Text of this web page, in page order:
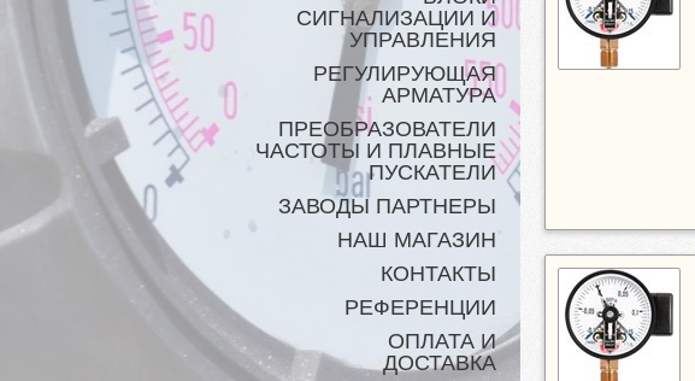
СИГНАЛИЗАЦИИ И
УПРАВЛЕНИЯ
РЕГУЛИРУЮЩАЯ
АРМАТУРА
ПРЕОБРАЗОВАТЕЛИ
ЧАСТОТЫ И ПЛАВНЫЕ
ПУСКАТЕЛИ
ЗАВОДЫ ПАРТНЕРЫ
НАШ МАГАЗИН
КОНТАКТЫ
РЕФЕРЕНЦИИ
ОПЛАТА И
ДОСТАВКА